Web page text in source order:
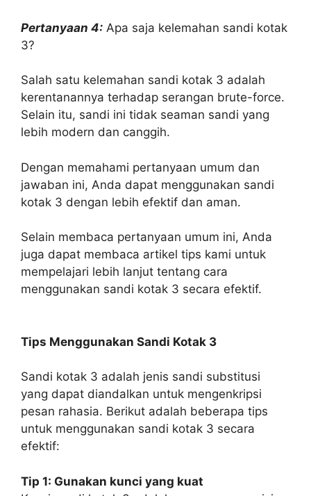
Pertanyaan 4: Apa saja kelemahan sandi kotak
3?
Salah satu kelemahan sandi kotak 3 adalah
kerentanannya terhadap serangan brute-force.
Selain itu, sandi ini tidak seaman sandi yang
lebih modern dan canggih.
Dengan memahami pertanyaan umum dan
jawaban ini, Anda dapat menggunakan sandi
kotak 3 dengan lebih efektif dan aman.
Selain membaca pertanyaan umum ini, Anda
juga dapat membaca artikel tips kami untuk
mempelajari lebih lanjut tentang cara
menggunakan sandi kotak 3 secara efektif.
Tips Menggunakan Sandi Kotak 3
Sandi kotak 3 adalah jenis sandi substitusi
yang dapat diandalkan untuk mengenkripsi
pesan rahasia. Berikut adalah beberapa tips
untuk menggunakan sandi kotak 3 secara
efektif:
Tip 1: Gunakan kunci yang kuat